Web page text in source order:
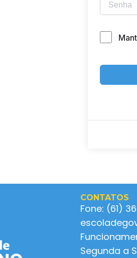
CONTATOS
Fone: (61)
Segunda a